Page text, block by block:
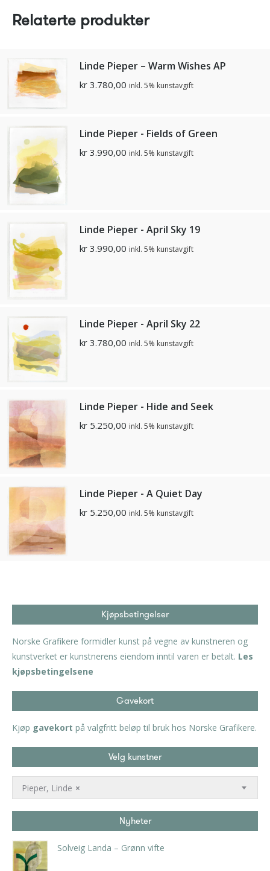
Relaterte produkter
Linde Pieper – Warm Wishes AP
kr 3.780,00 inkl. 5% kunstavgift
Linde Pieper - Fields of Green
kr 3.990,00 inkl. 5% kunstavgift
Linde Pieper - April Sky 19
kr 3.990,00 inkl. 5% kunstavgift
Linde Pieper - April Sky 22
kr 3.780,00 inkl. 5% kunstavgift
Linde Pieper - Hide and Seek
kr 5.250,00 inkl. 5% kunstavgift
Linde Pieper - A Quiet Day
kr 5.250,00 inkl. 5% kunstavgift
Kjøpsbetingelser
Norske Grafikere formidler kunst på vegne av kunstneren og
kunstverket er kunstnerens eiendom inntil varen er betalt. Les
kjøpsbetingelsene
Gavekort
Kjøp gavekort på valgfritt beløp til bruk hos Norske Grafikere.
Velg kunstner
×
Pieper, Linde
Nyheter
Solveig Landa – Grønn vifte